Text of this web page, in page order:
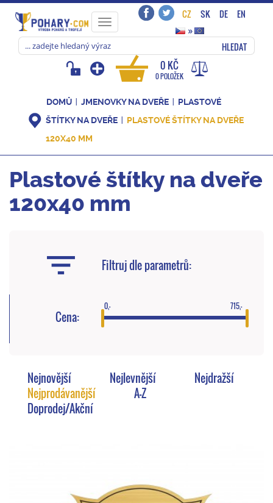
Toggle
navigation
CZ SK DE
EN
»
HLEDAT
0 KČ
0 POLOŽEK
DOMŮ JMENOVKY NA DVEŘE
PLASTOVÉ
ŠTÍTKY NA DVEŘE
PLASTOVÉ ŠTÍTKY NA DVEŘE
120X40 MM
Plastové štítky na dveře
120x40 mm
Filtruj dle parametrů:
Cena:
0,- 715,-
Nejnovější Nejlevnější
Nejdražší
Nejprodávanější
A-Z
Doprodej/Akční